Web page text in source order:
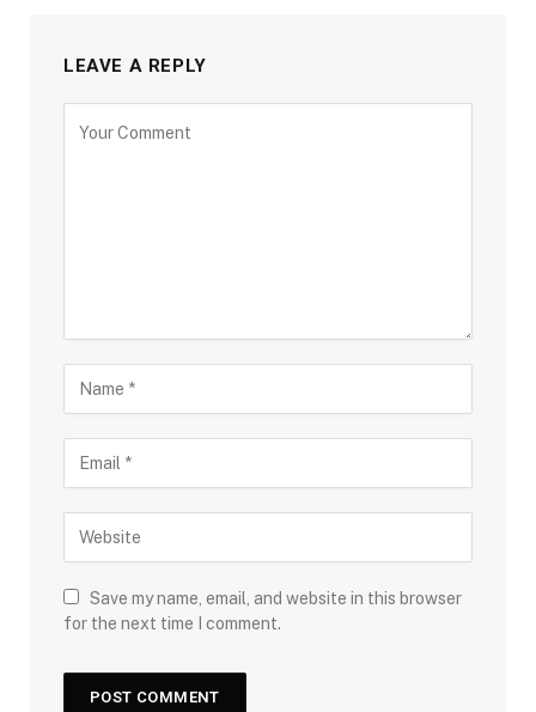
LEAVE A REPLY
Save my name, email, and website in this browser
for the next time I comment.